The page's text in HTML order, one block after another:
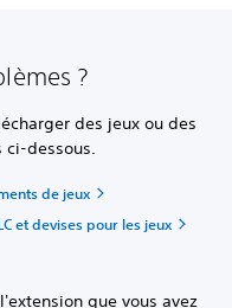
?
des jeux ou des
ci-dessous.
de jeux
et devises pour les jeux
que vous avez